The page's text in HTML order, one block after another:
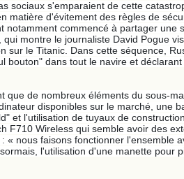
sociaux s'emparaient de cette
matière d'évitement des règles de
notamment commencé à partager une
montre le journaliste David Pogue
sur le Titanic. Dans cette séquence,
bouton" dans tout le navire et
que de nombreux éléments du sous-
disponibles sur le marché, une
et l'utilisation de tuyaux de
F710 Wireless qui semble avoir des
« nous faisons fonctionner l'ensemble
l'utilisation d'une manette pour